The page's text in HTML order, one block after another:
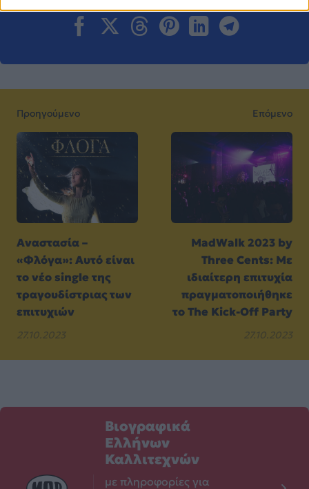
Προηγούμενο
Αναστασία –
«Φλόγα»: Αυτό είναι
το νέο single της
τραγουδίστριας των
επιτυχιών
27.10.2023
Επόμενο
MadWalk 2023 by
Three Cents: Με
ιδιαίτερη επιτυχία
πραγματοποιήθηκε
το The Kick-Off Party
27.10.2023
Βιογραφικά
Ελλήνων
Καλλιτεχνών
με πληροφορίες για